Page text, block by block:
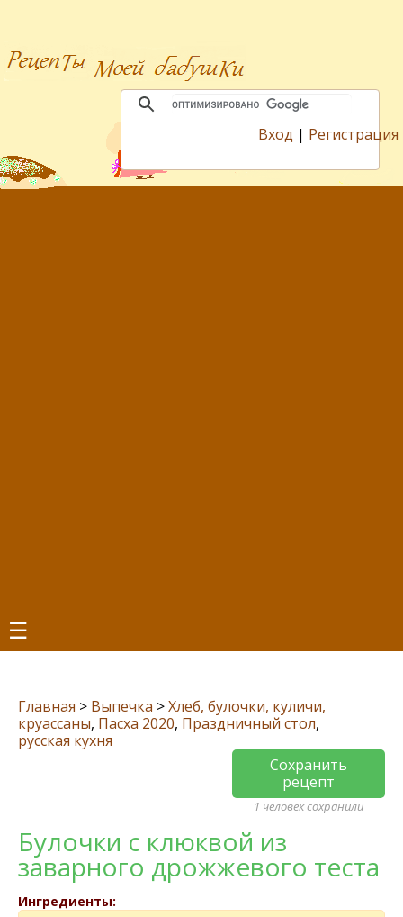
Вход | Регистрация
☰
Главная > Выпечка >Хлеб, булочки, куличи,
круассаны, Пасха 2020, Праздничный стол,
русская кухня
Сохранить
рецепт
1 человек сохранили
Булочки с клюквой из
заварного дрожжевого теста
Ингредиенты: